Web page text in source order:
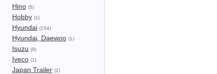
Hino (5)
Hobby (1)
Hyundai (154)
Hyundai, Daewoo (1)
Isuzu (9)
Iveco (1)
Japan Trailer (2)